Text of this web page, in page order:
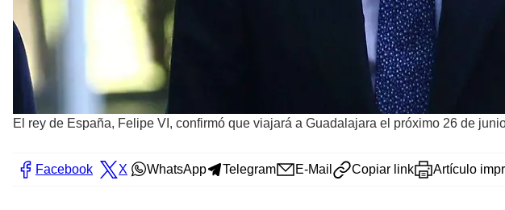
El rey de España, Felipe VI, confirmó que viajará a Guadalajara el próximo 26 de
Facebook X WhatsApp Telegram E-Mail Copiar link Artículo